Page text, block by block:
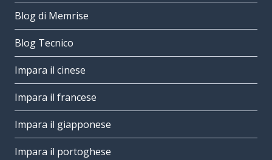
Blog di Memrise
Blog Tecnico
Impara il cinese
Impara il francese
Impara il giapponese
Impara il portoghese